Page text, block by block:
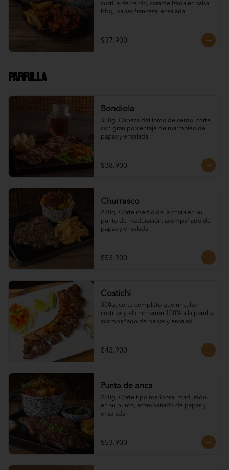
costilla de cerdo, caramelizada en salsa
bbq, papas francesa, ensalada.
$37.900
Parrilla
Bondiola
300g. Cabeza del lomo de cerdo, corte
con gran porcentaje de marmoleo de
papas y ensalada.
$38.900
Churrasco
270g. Corte medio de la chata en su
punto de maduración, acompañado de
papas y ensalada.
$53.900
Costichi
300g, corte completo que une, las
costillas y el chicharrón 100% a la parrilla,
acompañado de papas y ensalad.
$43.900
Punta de anca
250g. Corte tipo mariposa, madurado
en su punto, acompañado de papas y
ensalada.
$53.900